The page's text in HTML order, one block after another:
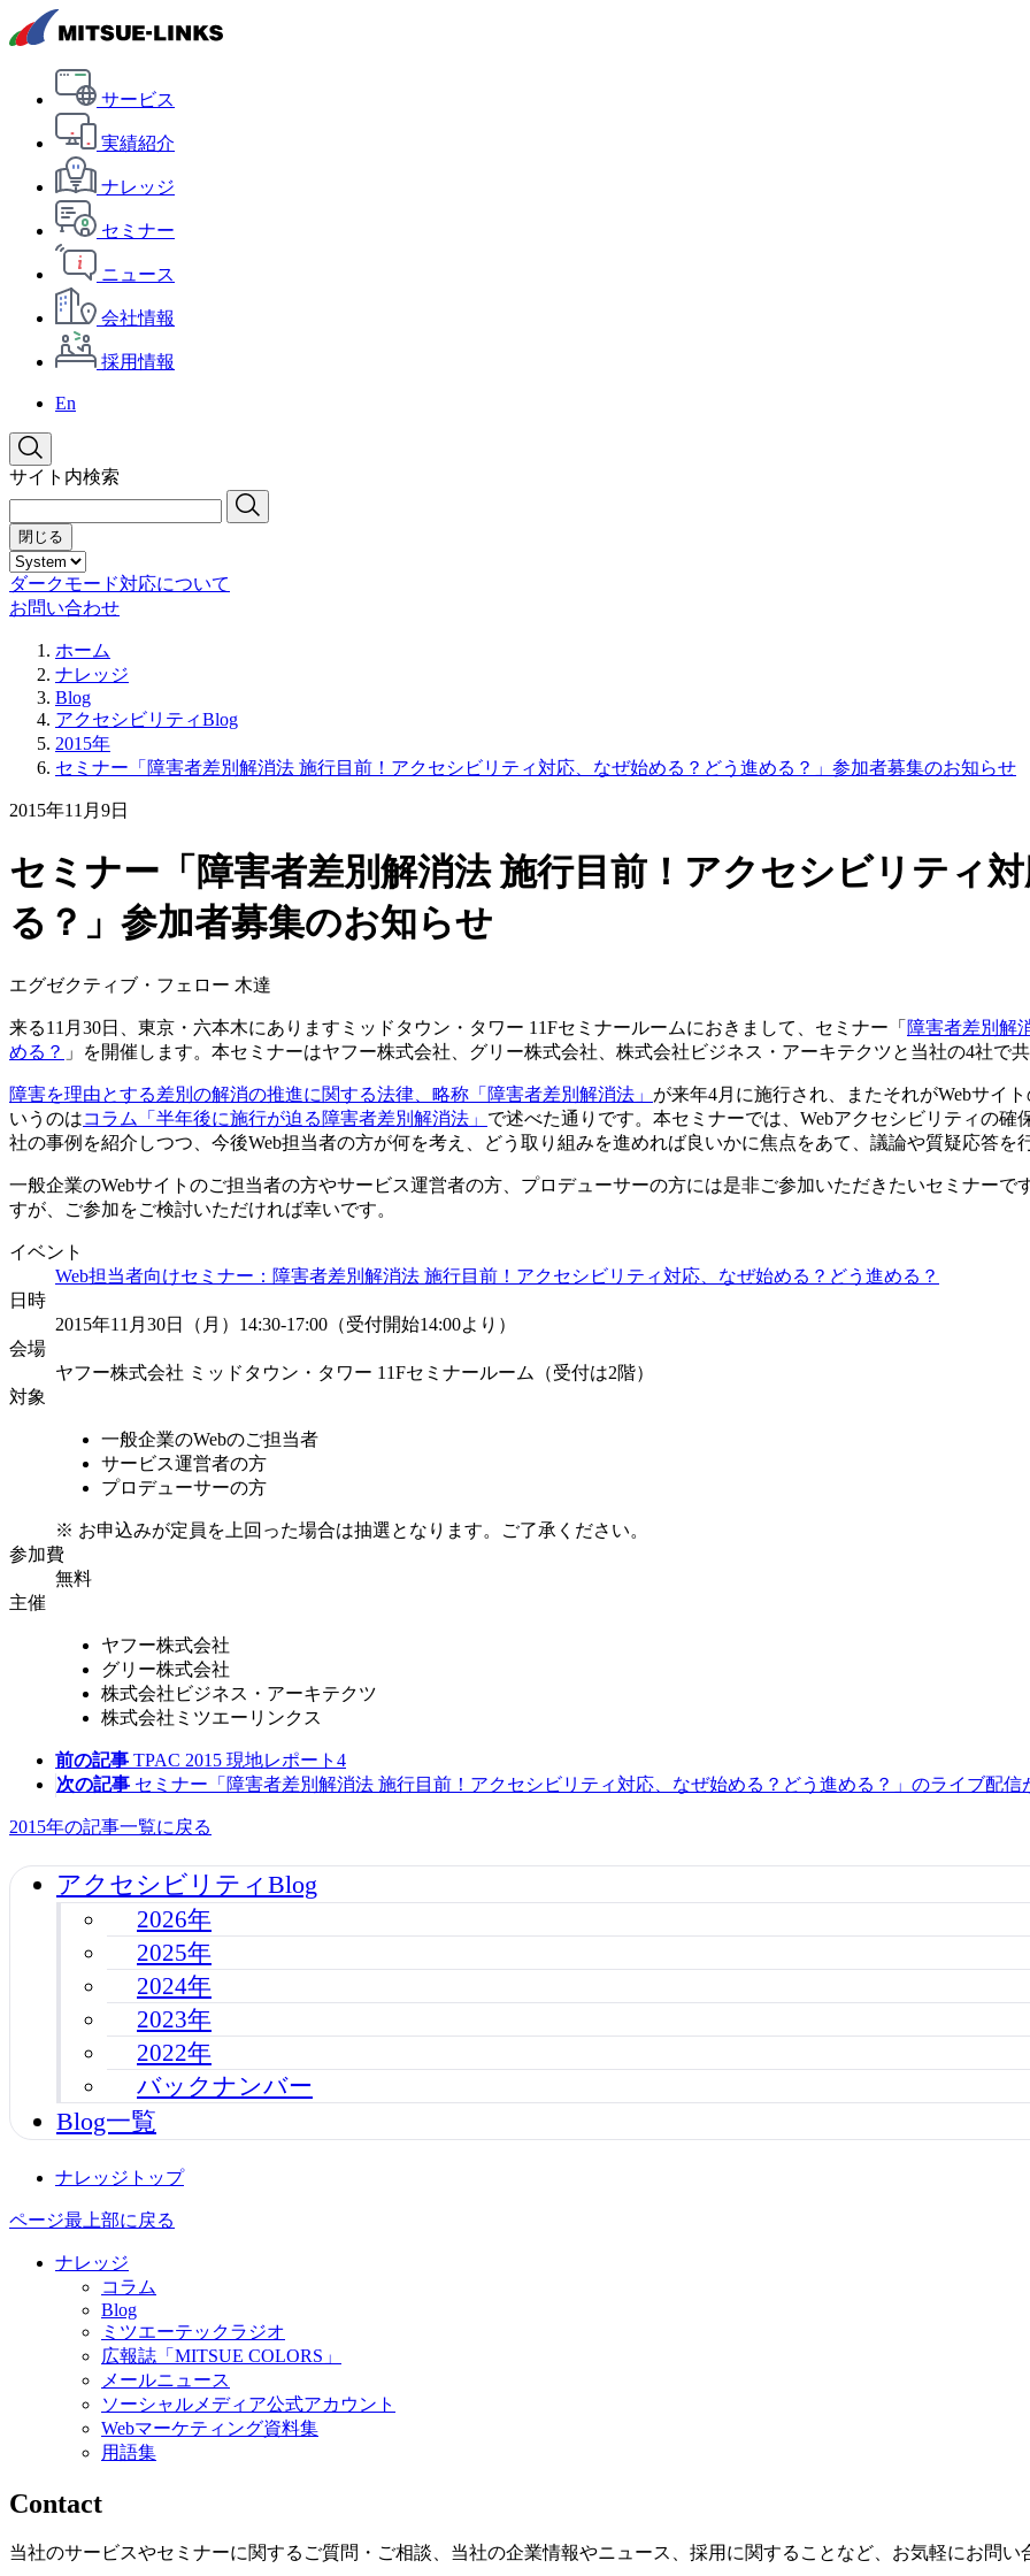
サービス
実績紹介
ナレッジ
セミナー
ニュース
会社情報
採用情報
En
サイト内検索
閉じる
ダークモード対応について
お問い合わせ
ホーム
ナレッジ
Blog
アクセシビリティBlog
2015年
セミナー「障害者差別解消法 施行目前！アクセシビリティ対応、なぜ始める？どう進める？」参加者募集のお知らせ
2015年11月9日
セミナー「障害者差別解消法 施行目前！アクセシビリティ
る？」参加者募集のお知らせ
エグゼクティブ・フェロー 木達
来る11月30日、東京・六本木にありますミッドタウン・タワー 11Fセミナールームにおきまして、セミナー「 障害者差別解
める？ 」を開催します。本セミナーはヤフー株式会社、グリー株式会社、株式会社ビジネス・アーキテクツと当社の4社で
障害を理由とする差別の解消の推進に関する法律、略称「障害者差別解消法」 が来年4月に施行され、またそれがWebサイ
いうのはコラム「半年後に施行が迫る障害者差別解消法」 で述べた通りです。本セミナーでは、Webアクセシビリティの
社の事例を紹介しつつ、今後Web担当者の方が何を考え、どう取り組みを進めれば良いかに焦点をあて、議論や質疑応答を
一般企業のWebサイトのご担当者の方やサービス運営者の方、プロデューサーの方には是非ご参加いただきたいセミナー
すが、ご参加をご検討いただければ幸いです。
イベント
Web担当者向けセミナー：障害者差別解消法 施行目前！アクセシビリティ対応、なぜ始める？どう進める？
日時
2015年11月30日（月）14:30-17:00（受付開始14:00より）
会場
ヤフー株式会社 ミッドタウン・タワー 11Fセミナールーム（受付は2階）
対象
一般企業のWebのご担当者
サービス運営者の方
プロデューサーの方
※ お申込みが定員を上回った場合は抽選となります。ご了承ください。
参加費
無料
主催
ヤフー株式会社
グリー株式会社
株式会社ビジネス・アーキテクツ
株式会社ミツエーリンクス
前の記事 TPAC 2015 現地レポート4
次の記事 セミナー「障害者差別解消法 施行目前！アクセシビリティ対応、なぜ始める？どう進める？」のライブ配信
2015年の記事一覧に戻る
アクセシビリティBlog
2026年
2025年
2024年
2023年
2022年
バックナンバー
Blog一覧
ナレッジトップ
ページ最上部に戻る
ナレッジ
コラム
Blog
ミツエーテックラジオ
広報誌「MITSUE COLORS」
メールニュース
ソーシャルメディア公式アカウント
Webマーケティング資料集
用語集
Contact
当社のサービスやセミナーに関するご質問・ご相談、当社の企業情報やニュース、採用に関することなど、お気軽にお問い